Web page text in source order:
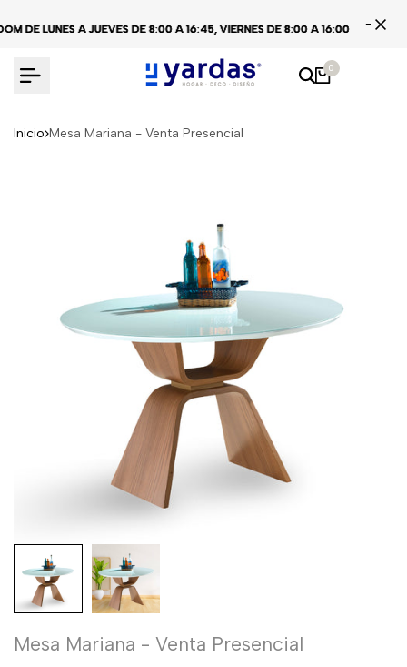
alDE LUNES A JUEVES DE 8:00 A 16:45, VIERNES DE 8:00 A 16:00
DE LUNES A JUEVES DE 8:00 A 16:45, VIERNES DE 8:00 A 16:00
DE LUNES A JUEVES DE 8:00 A 16:45, VIERNES DE 8:00 A 16:00
0
Inicio Mesa Mariana - Venta Presencial
Mesa Mariana - Venta Presencial